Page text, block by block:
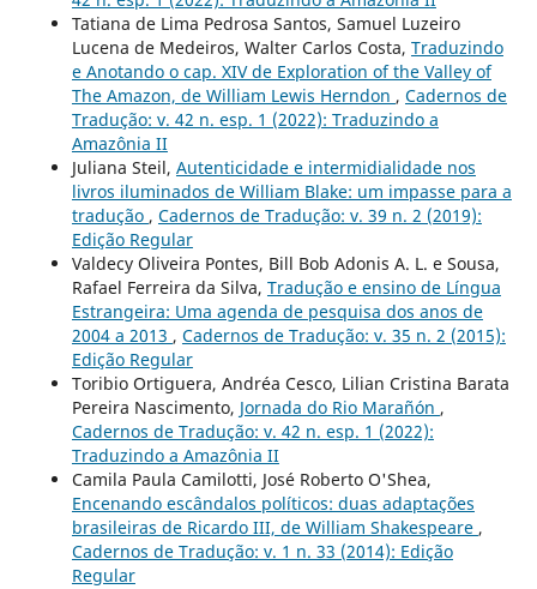
Tatiana de Lima Pedrosa Santos, Samuel Luzeiro
Lucena de Medeiros, Walter Carlos Costa, Traduzindo
e Anotando o cap. XIV de Exploration of the Valley of
The Amazon, de William Lewis Herndon , Cadernos de
Tradução: v. 42 n. esp. 1 (2022): Traduzindo a
Amazônia II
Juliana Steil, Autenticidade e intermidialidade nos
livros iluminados de William Blake: um impasse para a
tradução , Cadernos de Tradução: v. 39 n. 2 (2019):
Edição Regular
Valdecy Oliveira Pontes, Bill Bob Adonis A. L. e Sousa,
Rafael Ferreira da Silva, Tradução e ensino de Língua
Estrangeira: Uma agenda de pesquisa dos anos de
2004 a 2013 , Cadernos de Tradução: v. 35 n. 2 (2015):
Edição Regular
Toribio Ortiguera, Andréa Cesco, Lilian Cristina Barata
Pereira Nascimento, Jornada do Rio Marañón ,
Cadernos de Tradução: v. 42 n. esp. 1 (2022):
Traduzindo a Amazônia II
Camila Paula Camilotti, José Roberto O'Shea,
Encenando escândalos políticos: duas adaptações
brasileiras de Ricardo III, de William Shakespeare ,
Cadernos de Tradução: v. 1 n. 33 (2014): Edição
Regular